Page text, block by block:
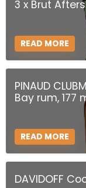
3 x Brut
READ MORE
PINAUD
Bay rum, 177
READ MORE
DAVIDOFF